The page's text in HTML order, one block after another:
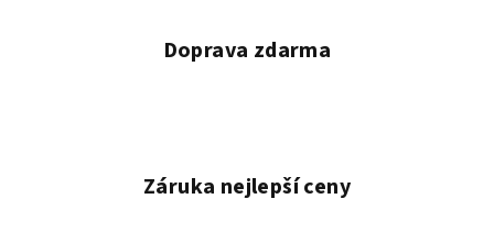
ý
Doprava zdarma
Záruka nejlepší ceny